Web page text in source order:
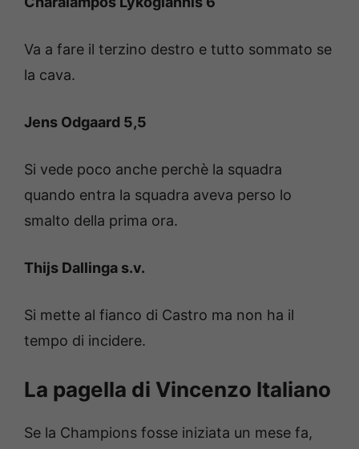
Va a fare il terzino destro e tutto sommato se
la cava.
Jens Odgaard 5,5
Si vede poco anche perchè la squadra
quando entra la squadra aveva perso lo
smalto della prima ora.
Thijs Dallinga s.v.
Si mette al fianco di Castro ma non ha il
tempo di incidere.
La pagella di Vincenzo Italiano
Se la Champions fosse iniziata un mese fa,